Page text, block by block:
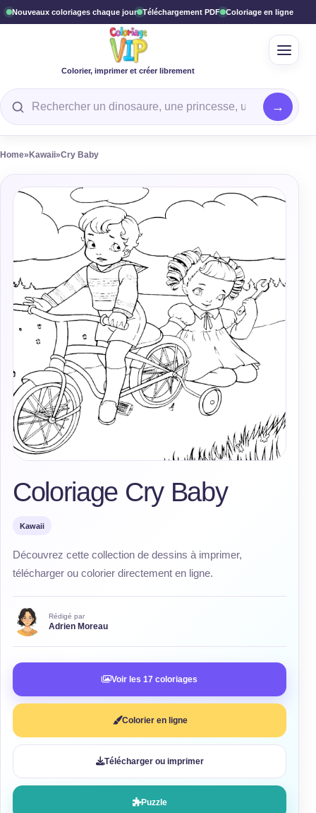
Nouveaux coloriages chaque jour Téléchargement PDF Coloriage en ligne
Colorier, imprimer et créer librement
Rechercher un coloriage
Home» Kawaii»Cry Baby
Coloriage Cry Baby
Kawaii
Découvrez cette collection de dessins à imprimer,
télécharger ou colorier directement en ligne.
Rédigé par
Adrien Moreau
Voir les 17 coloriages
Colorier en ligne
Télécharger ou imprimer
Puzzle